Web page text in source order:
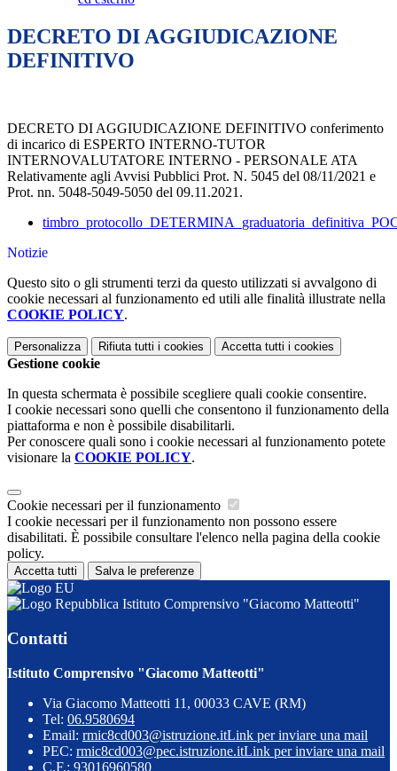
DECRETO DI AGGIUDICAZIONE
DEFINITIVO
DECRETO DI AGGIUDICAZIONE DEFINITIVO conferimento
di incarico di ESPERTO INTERNO-TUTOR
INTERNOVALUTATORE INTERNO - PERSONALE ATA
Relativamente agli Avvisi Pubblici Prot. N. 5045 del 08/11/2021 e
Prot. nn. 5048-5049-5050 del 09.11.2021.
Notizie
Questo sito o gli strumenti terzi da questo utilizzati si avvalgono di
cookie necessari al funzionamento ed utili alle finalità illustrate nella
COOKIE POLICY.
Personalizza Rifiuta tutti i cookies Accetta tutti i cookies
Gestione cookie
In questa schermata è possibile scegliere quali cookie consentire.
I cookie necessari sono quelli che consentono il funzionamento della
piattaforma e non è possibile disabilitarli.
Per conoscere quali sono i cookie necessari al funzionamento potete
visionare la COOKIE POLICY.
Cookie necessari per il funzionamento
I cookie necessari per il funzionamento non possono essere
disabilitati. È possibile consultare l'elenco nella pagina della cookie
policy.
Accetta tutti Salva le preferenze
Istituto Comprensivo "Giacomo Matteotti"
Contatti
Istituto Comprensivo "Giacomo Matteotti"
Via Giacomo Matteotti 11, 00033 CAVE (RM)
Tel: 06.9580694
Email: rmic8cd003@istruzione.itLink per inviare una mail
PEC: rmic8cd003@pec.istruzione.itLink per inviare una mail
C.F.: 93016960580